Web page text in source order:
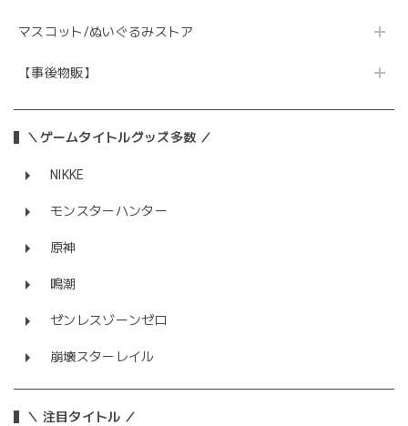
マスコット/ぬいぐるみストア
【事後物販】
＼ゲームタイトルグッズ多数 ／
NIKKE
モンスターハンター
原神
鳴潮
ゼンレスゾーンゼロ
崩壊スターレイル
＼ 注目タイトル ／